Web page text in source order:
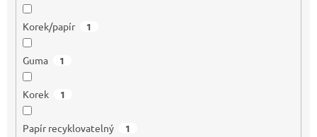
Korek/papír 1
Guma 1
Korek 1
Papír recyklovatelný 1